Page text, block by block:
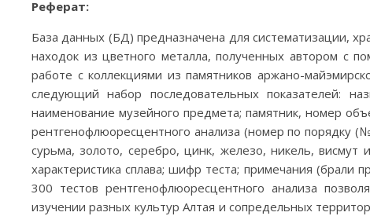
Реферат:
База данных (БД) предназначена для систематизации,
находок из цветного металла, полученных автором с
работе с коллекциями из памятников аржано-
следующий набор последовательных показателей:
наименование музейного предмета; памятник, номер
рентгенофлюоресцентного анализа (номер по порядку
сурьма, золото, серебро, цинк, железо, никель, висмут
характеристика сплава; шифр теста; примечания
300 тестов рентгенофлюоресцентного анализа
изучении разных культур Алтая и сопредельных